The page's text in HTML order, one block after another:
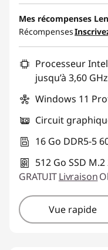
Économies
Promo price:
Mes récompenses
Récompenses
Processeur
jusqu’à 3,60
Windows 11
Circuit
16 Go DDR5-5
512 Go SSD
GRATUITLivraison
Vue rapide